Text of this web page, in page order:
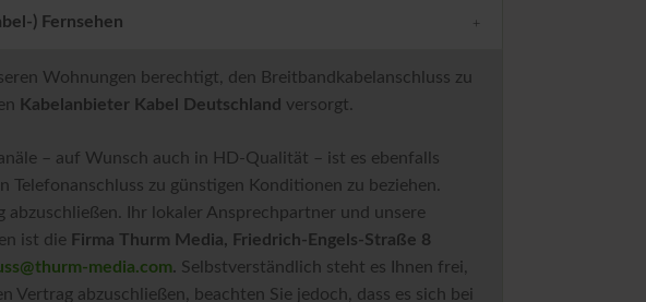
) Fernsehen
Wohnungen berechtigt, den Breitbandkabelanschluss zu
Kabelanbieter Kabel Deutschland versorgt.
– auf Wunsch auch in HD-Qualität – ist es ebenfalls
zu günstigen Konditionen zu beziehen.
Ihr lokaler Ansprechpartner und unsere
ist die Firma Thurm Media, Friedrich-Engels-Straße 8
media.com. Selbstverständlich steht es Ihnen frei,
Vertrag abzuschließen, beachten Sie jedoch, dass es sich bei